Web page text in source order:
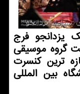
فرج
گروه موسیقی
آذر ماه تازه ترین كنسرت
بین المللی